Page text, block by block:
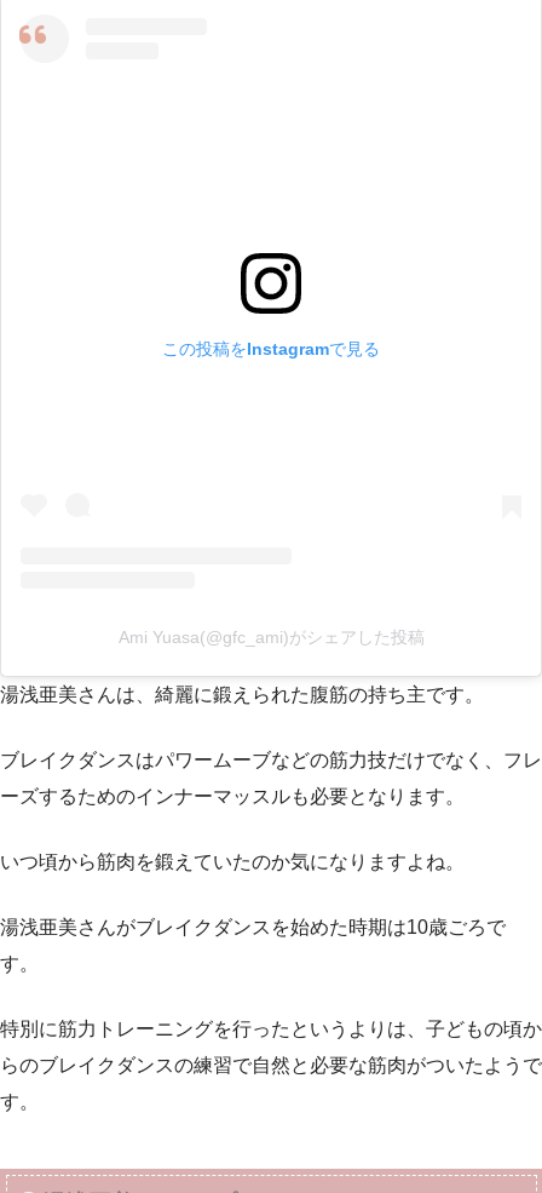
この投稿をInstagramで見る
Ami Yuasa(@gfc_ami)がシェアした投稿
湯浅亜美さんは、綺麗に鍛えられた腹筋の持ち主です。
ブレイクダンスはパワームーブなどの筋力技だけでなく、フレ
ーズするためのインナーマッスルも必要となります。
いつ頃から筋肉を鍛えていたのか気になりますよね。
湯浅亜美さんがブレイクダンスを始めた時期は10歳ごろで
す。
特別に筋力トレーニングを行ったというよりは、子どもの頃か
らのブレイクダンスの練習で自然と必要な筋肉がついたようで
す。